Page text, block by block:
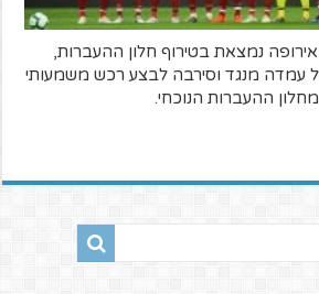
נמצאת בטירוף חלון ההעברות,
עמדה מנגד וסירבה לבצע רכש משמעותי
ההעברות הנוכחי.